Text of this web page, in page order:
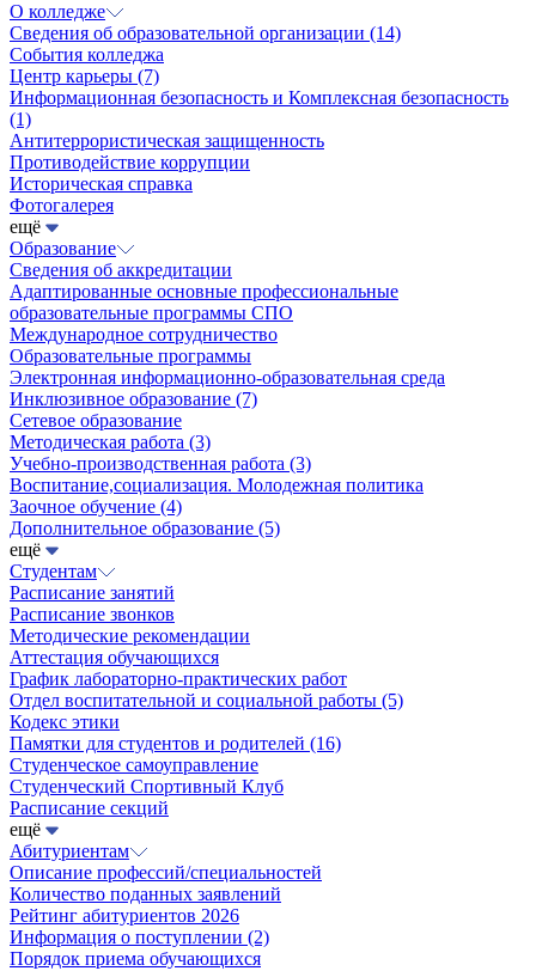
О колледже
Сведения об образовательной организации (14)
События колледжа
Центр карьеры (7)
Информационная безопасность и Комплексная безопасность
(1)
Антитеррористическая защищенность
Противодействие коррупции
Историческая справка
Фотогалерея
ещё
Образование
Сведения об аккредитации
Адаптированные основные профессиональные
образовательные программы СПО
Международное сотрудничество
Образовательные программы
Электронная информационно-образовательная среда
Инклюзивное образование (7)
Сетевое образование
Методическая работа (3)
Учебно-производственная работа (3)
Воспитание,социализация. Молодежная политика
Заочное обучение (4)
Дополнительное образование (5)
ещё
Студентам
Расписание занятий
Расписание звонков
Методические рекомендации
Аттестация обучающихся
График лабораторно-практических работ
Отдел воспитательной и социальной работы (5)
Кодекс этики
Памятки для студентов и родителей (16)
Студенческое самоуправление
Студенческий Спортивный Клуб
Расписание секций
ещё
Абитуриентам
Описание профессий/специальностей
Количество поданных заявлений
Рейтинг абитуриентов 2026
Информация о поступлении (2)
Порядок приема обучающихся